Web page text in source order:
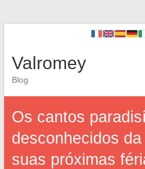
Valromey
Blog
Os cantos
desconhecidos
suas próximas